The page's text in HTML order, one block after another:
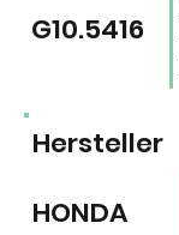
G10.5416
Hersteller
HONDA